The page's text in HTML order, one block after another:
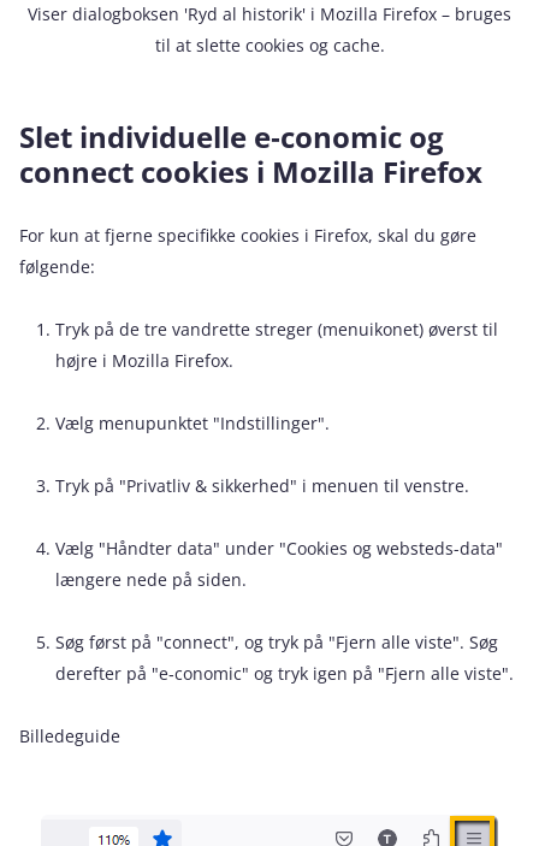
Viser dialogboksen 'Ryd al historik' i Mozilla Firefox – bruges
til at slette cookies og cache.
Slet individuelle e‑conomic og
connect cookies i Mozilla Firefox
For kun at fjerne specifikke cookies i Firefox, skal du gøre
følgende:
Tryk på de tre vandrette streger (menuikonet) øverst til
højre i Mozilla Firefox.
Vælg menupunktet "Indstillinger".
Tryk på "Privatliv & sikkerhed" i menuen til venstre.
Vælg "Håndter data" under "Cookies og websteds-data"
længere nede på siden.
Søg først på "connect", og tryk på "Fjern alle viste". Søg
derefter på "e‑conomic" og tryk igen på "Fjern alle viste".
Billedeguide